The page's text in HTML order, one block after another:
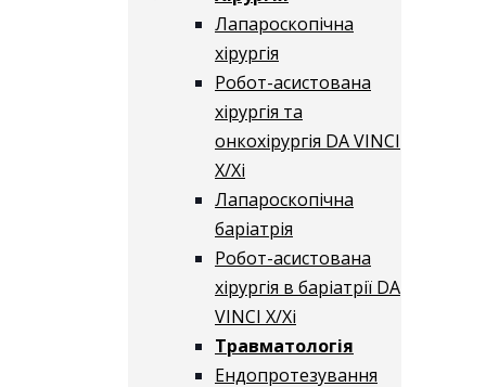
Лапароскопічна
хірургія
Робот-асистована
хірургія та
онкохірургія DA VINCI
X/Xі
Лапароскопічна
баріатрія
Робот-асистована
хірургія в баріатрії DA
VINCI X/Xі
Травматологія
Ендопротезування